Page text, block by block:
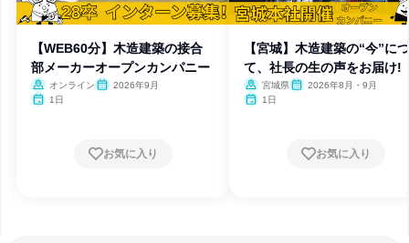
【WEB60分】木造建築の接合
部メーカーオープンカンパニー
オンライン
2026年9月
1日
お気に入り
【宮城】木造建築の“今”に
て、社長の生の声をお届け!
宮城県
2026年8月・9月
1日
お気に入り